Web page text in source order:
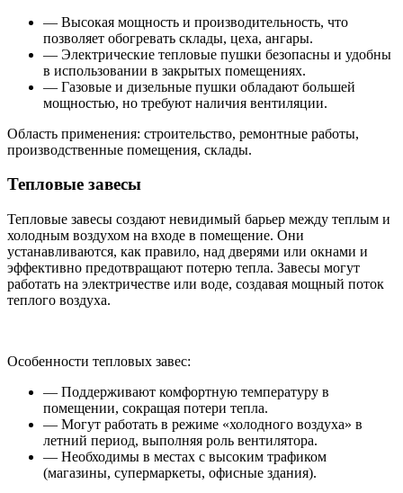
— Высокая мощность и производительность, что
позволяет обогревать склады, цеха, ангары.
— Электрические тепловые пушки безопасны и удобны
в использовании в закрытых помещениях.
— Газовые и дизельные пушки обладают большей
мощностью, но требуют наличия вентиляции.
Область применения: строительство, ремонтные работы,
производственные помещения, склады.
Тепловые завесы
Тепловые завесы создают невидимый барьер между теплым и
холодным воздухом на входе в помещение. Они
устанавливаются, как правило, над дверями или окнами и
эффективно предотвращают потерю тепла. Завесы могут
работать на электричестве или воде, создавая мощный поток
теплого воздуха.
Особенности тепловых завес:
— Поддерживают комфортную температуру в
помещении, сокращая потери тепла.
— Могут работать в режиме «холодного воздуха» в
летний период, выполняя роль вентилятора.
— Необходимы в местах с высоким трафиком
(магазины, супермаркеты, офисные здания).